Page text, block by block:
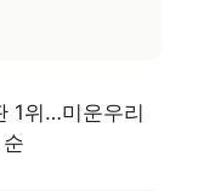
1위…미운우리